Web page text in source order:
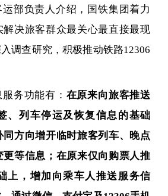
部负责人介绍，国铁集团着力
解决旅客群众最关心最直接最现
调查研究，积极推动铁路12306
务功能有： 在原来向旅客推送
、列车停运及恢复信息的基础
方向增开临时旅客列车、晚点
等信息；在原来仅向购票人推
上，增加向乘车人推送服务信